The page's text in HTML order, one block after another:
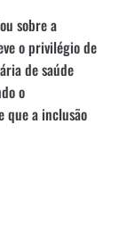
sobre a
o privilégio de
de saúde
o
que a inclusão